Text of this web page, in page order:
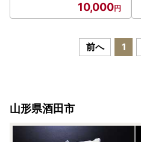
10,000
前へ 1
山形県酒田市